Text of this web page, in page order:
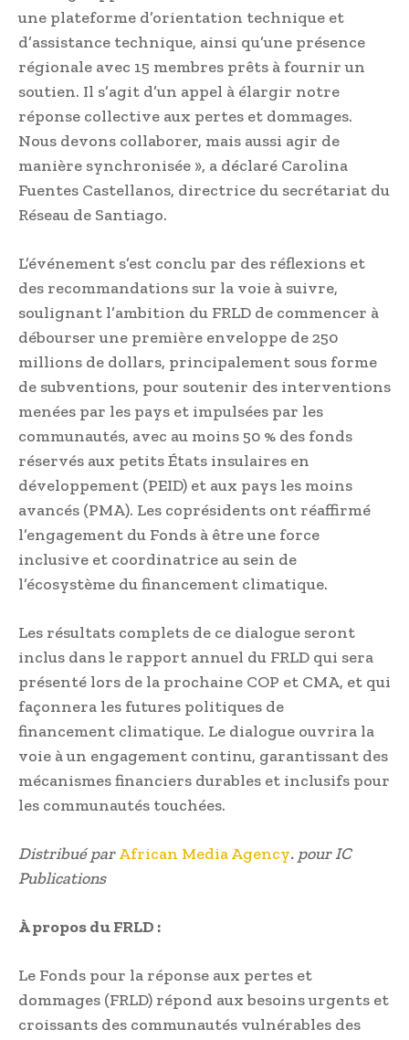
une plateforme d’orientation technique et
d’assistance technique, ainsi qu’une présence
régionale avec 15 membres prêts à fournir un
soutien. Il s’agit d’un appel à élargir notre
réponse collective aux pertes et dommages.
Nous devons collaborer, mais aussi agir de
manière synchronisée », a déclaré Carolina
Fuentes Castellanos, directrice du secrétariat du
Réseau de Santiago.
L’événement s’est conclu par des réflexions et
des recommandations sur la voie à suivre,
soulignant l’ambition du FRLD de commencer à
débourser une première enveloppe de 250
millions de dollars, principalement sous forme
de subventions, pour soutenir des interventions
menées par les pays et impulsées par les
communautés, avec au moins 50 % des fonds
réservés aux petits États insulaires en
développement (PEID) et aux pays les moins
avancés (PMA). Les coprésidents ont réaffirmé
l’engagement du Fonds à être une force
inclusive et coordinatrice au sein de
l’écosystème du financement climatique.
Les résultats complets de ce dialogue seront
inclus dans le rapport annuel du FRLD qui sera
présenté lors de la prochaine COP et CMA, et qui
façonnera les futures politiques de
financement climatique. Le dialogue ouvrira la
voie à un engagement continu, garantissant des
mécanismes financiers durables et inclusifs pour
les communautés touchées.
Distribué parAfrican Media Agency. pour IC
Publications
À propos du FRLD :
Le Fonds pour la réponse aux pertes et
dommages (FRLD) répond aux besoins urgents et
croissants des communautés vulnérables des